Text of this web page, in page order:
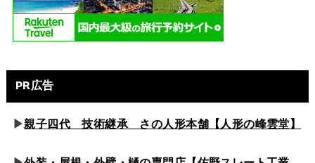
PR広告
▶親子四代 技術継承 さの人形本舗【人形の峰雲堂】